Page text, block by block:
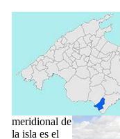
meridional de
la isla es el